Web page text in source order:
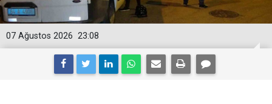
23:08
07 Ağustos 2026